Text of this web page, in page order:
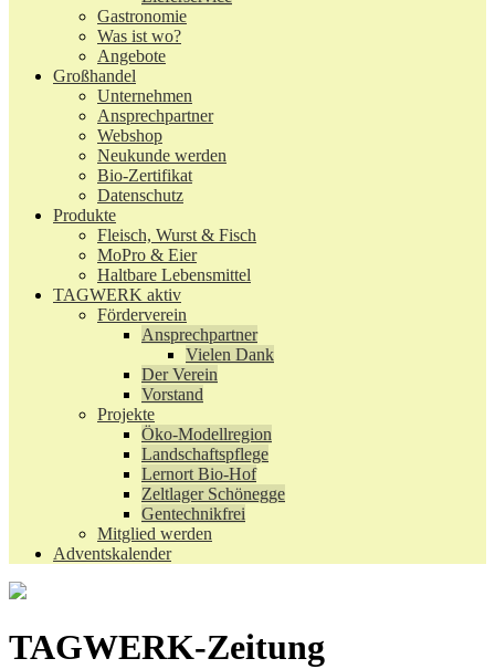
Gastronomie
Was ist wo?
Angebote
Großhandel
Unternehmen
Ansprechpartner
Webshop
Neukunde werden
Bio-Zertifikat
Datenschutz
Produkte
Fleisch, Wurst & Fisch
MoPro & Eier
Haltbare Lebensmittel
TAGWERK aktiv
Förderverein
Ansprechpartner
Vielen Dank
Der Verein
Vorstand
Projekte
Öko-Modellregion
Landschaftspflege
Lernort Bio-Hof
Zeltlager Schönegge
Gentechnikfrei
Mitglied werden
Adventskalender
TAGWERK-Zeitung